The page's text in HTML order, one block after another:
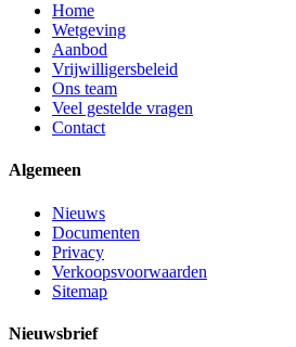
Home
Wetgeving
Aanbod
Vrijwilligersbeleid
Ons team
Veel gestelde vragen
Contact
Algemeen
Nieuws
Documenten
Privacy
Verkoopsvoorwaarden
Sitemap
Nieuwsbrief